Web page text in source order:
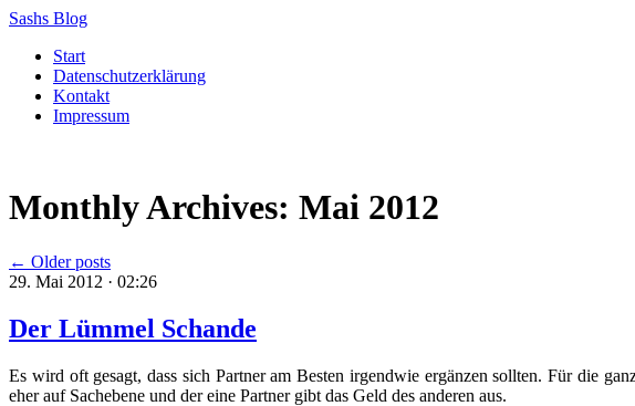
Sashs Blog
Skip
content
Start
Datenschutzerklärung
Kontakt
Impressum
Monthly Archives: Mai 2012
← Older posts
29. Mai 2012 · 02:26
Der Lümmel Schande
Es wird oft gesagt, dass sich Partner am Besten irgendwie ergänzen sollten. Für die
eher auf Sachebene und der eine Partner gibt das Geld des anderen aus.